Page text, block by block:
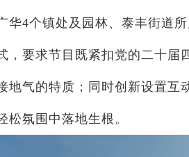
4个镇处及园林、泰丰街道
要求节目既紧扣党的二十
气的特质；同时创新设置
氛围中落地生根。